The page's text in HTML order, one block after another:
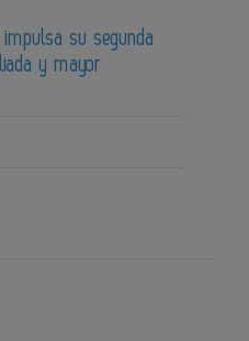
su segunda
y mayor